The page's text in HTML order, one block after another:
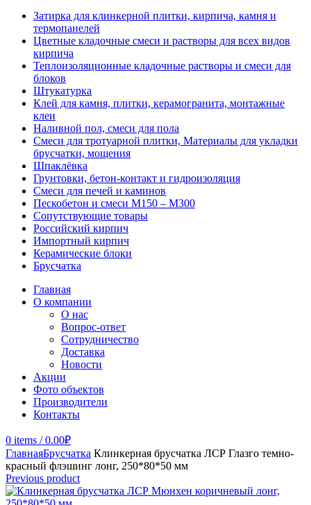
Затирка для клинкерной плитки, кирпича, камня и
термопанелей
Цветные кладочные смеси и растворы для всех видов
кирпича
Теплоизоляционные кладочные растворы и смеси для
блоков
Штукатурка
Клей для камня, плитки, керамогранита, монтажные
клеи
Наливной пол, смеси для пола
Смеси для тротуарной плитки, Материалы для укладки
брусчатки, мощения
Шпаклёвка
Грунтовки, бетон-контакт и гидроизоляция
Смеси для печей и каминов
Пескобетон и смеси М150 – М300
Сопутствующие товары
Российский кирпич
Импортный кирпич
Керамические блоки
Брусчатка
Главная
О компании
О нас
Вопрос-ответ
Сотрудничество
Доставка
Новости
Акции
Фото объектов
Производители
Контакты
0 items / 0.00₽
ГлавнаяБрусчатка Клинкерная брусчатка ЛСР Глазго темно-
красный флэшинг лонг, 250*80*50 мм
Previous product